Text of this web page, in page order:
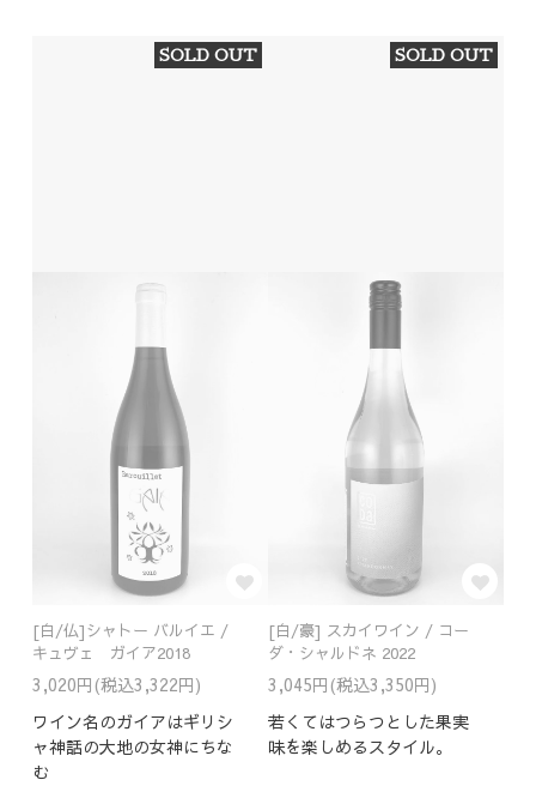
SOLD OUT
[白/仏]シャトー バルイエ /
キュヴェ ガイア2018
3,020円(税込3,322円)
ワイン名のガイアはギリシ
ャ神話の大地の女神にちな
む
SOLD OUT
[白/豪] スカイワイン / コー
ダ・シャルドネ 2022
3,045円(税込3,350円)
若くてはつらつとした果実
味を楽しめるスタイル。